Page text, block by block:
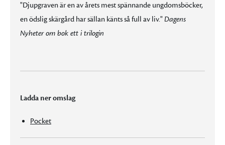
"Djupgraven är en av årets mest spännande ungdomsböcker,
en ödslig skärgård har sällan känts så full av liv."Dagens
Nyheter om bok ett i trilogin
Ladda ner omslag
Pocket